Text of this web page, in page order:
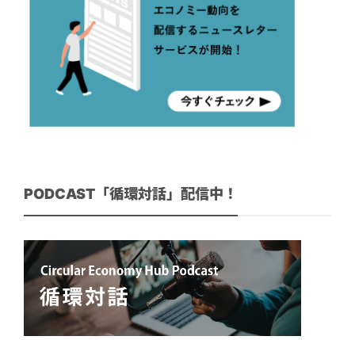
PODCAST「循環対話」配信中！